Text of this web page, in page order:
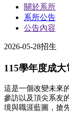
關於系所
系所公告
公告內容
2026-05-28招生
115學年度成
這是一個改變未來
參訪以及頂尖系友
境與職涯藍圖，搶